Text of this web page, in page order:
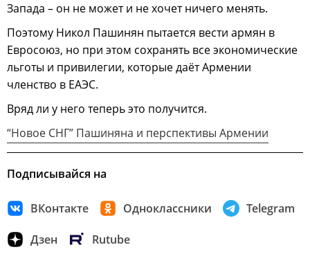
Запада – он не может и не хочет ничего менять.
Поэтому Никол Пашинян пытается вести армян в
Евросоюз, но при этом сохранять все экономические
льготы и привилегии, которые даёт Армении
членство в ЕАЭС.
Вряд ли у него теперь это получится.
“Новое СНГ” Пашиняна и перспективы Армении
Подписывайся на
ВКонтакте Одноклассники Telegram
Дзен Rutube